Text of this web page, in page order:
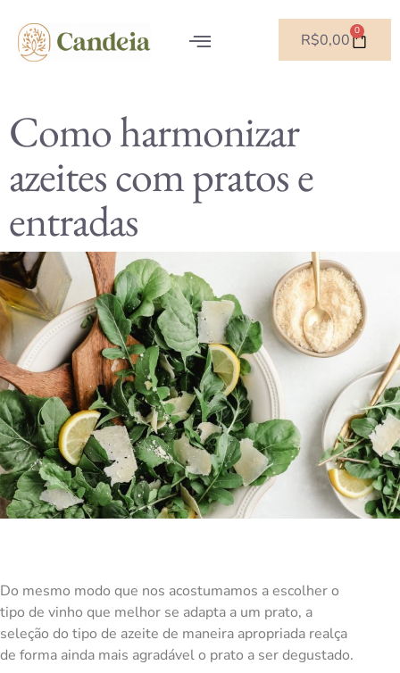
R$0,00 0
Como harmonizar
azeites com pratos e
entradas
Do mesmo modo que nos acostumamos a escolher o
tipo de vinho que melhor se adapta a um prato, a
seleção do tipo de azeite de maneira apropriada realça
de forma ainda mais agradável o prato a ser degustado.